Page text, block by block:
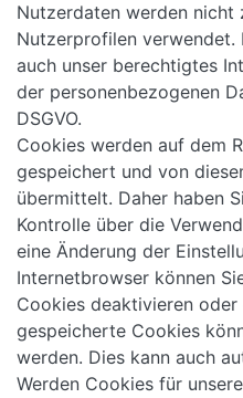
Nutzerdaten werden nicht
Nutzerprofilen verwendet.
auch unser berechtigtes
der personenbezogenen
DSGVO.
Cookies werden auf dem
gespeichert und von
übermittelt. Daher haben
Kontrolle über die
eine Änderung der
Internetbrowser können
Cookies deaktivieren oder
gespeicherte Cookies
werden. Dies kann auch
Werden Cookies für